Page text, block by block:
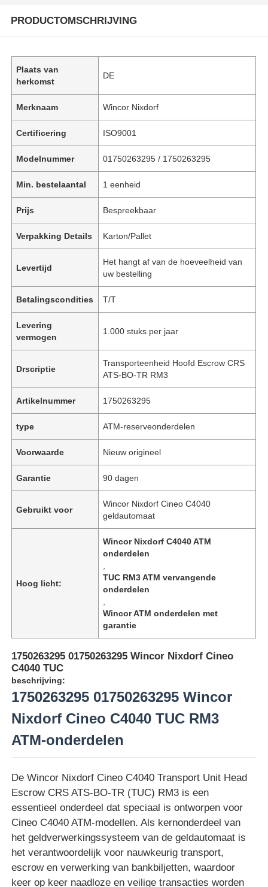
Thuis
PRODUCTOMSCHRIJVING
Plaats van
herkomst
DE
Merknaam Wincor Nixdorf
Certificering ISO9001
Modelnummer 01750263295 / 1750263295
Min. bestelaantal 1 eenheid
Prijs Bespreekbaar
Verpakking Details Karton/Pallet
Levertijd
Het hangt af van de hoeveelheid van
uw bestelling
Betalingscondities T/T
Levering
vermogen
1.000 stuks per jaar
Drscriptie
Transporteenheid Hoofd Escrow CRS
ATS-BO-TR RM3
Artikelnummer 1750263295
type ATM-reserveonderdelen
Voorwaarde Nieuw origineel
Garantie 90 dagen
Gebruikt voor
Wincor Nixdorf Cineo C4040
geldautomaat
Hoog licht:
Wincor Nixdorf C4040 ATM
onderdelen
TUC RM3 ATM vervangende
onderdelen
Wincor ATM onderdelen met
garantie
1750263295 01750263295 Wincor Nixdorf Cineo
C4040 TUC
beschrijving:
1750263295 01750263295 Wincor
Nixdorf Cineo C4040 TUC RM3
ATM-onderdelen
De Wincor Nixdorf Cineo C4040 Transport Unit Head
Escrow CRS ATS-BO-TR (TUC) RM3 is een
essentieel onderdeel dat speciaal is ontworpen voor
Cineo C4040 ATM-modellen. Als kernonderdeel van
het geldverwerkingssysteem van de geldautomaat is
het verantwoordelijk voor nauwkeurig transport,
escrow en verwerking van bankbiljetten, waardoor
keer op keer naadloze en veilige transacties worden